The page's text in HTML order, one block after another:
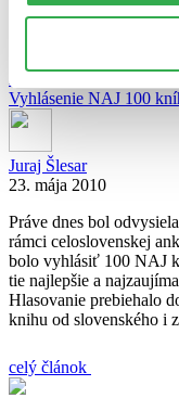
Vyhlásenie NAJ 100
Juraj Šlesar
23. mája 2010
Práve dnes bol
rámci celoslovenskej
bolo vyhlásiť 100 NAJ
tie najlepšie a
Hlasovanie prebiehalo
knihu od slovenského i
celý článok